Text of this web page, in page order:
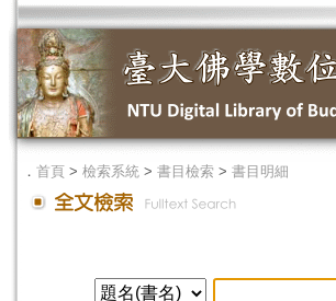
． 首頁 > 檢索系統 > 書目檢索 > 書目明細